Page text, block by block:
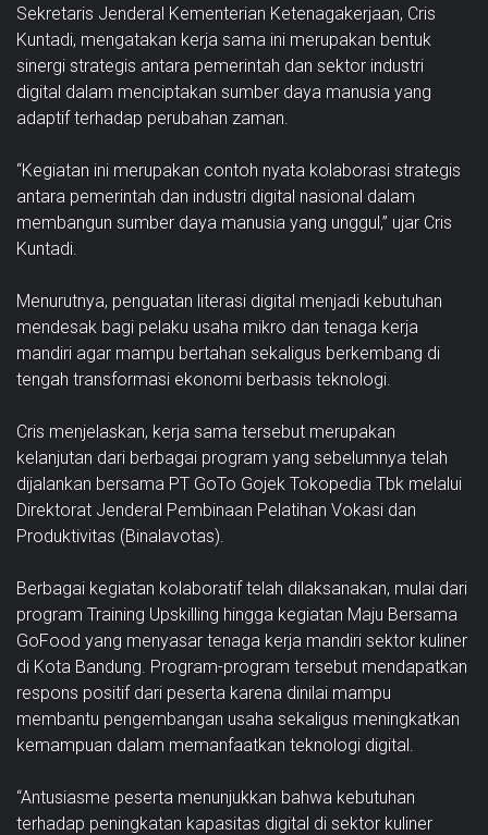
Sekretaris Jenderal Kementerian Ketenagakerjaan, Cris
Kuntadi, mengatakan kerja sama ini merupakan bentuk
sinergi strategis antara pemerintah dan sektor industri
digital dalam menciptakan sumber daya manusia yang
adaptif terhadap perubahan zaman.
“Kegiatan ini merupakan contoh nyata kolaborasi strategis
antara pemerintah dan industri digital nasional dalam
membangun sumber daya manusia yang unggul,” ujar Cris
Kuntadi.
Menurutnya, penguatan literasi digital menjadi kebutuhan
mendesak bagi pelaku usaha mikro dan tenaga kerja
mandiri agar mampu bertahan sekaligus berkembang di
tengah transformasi ekonomi berbasis teknologi.
Cris menjelaskan, kerja sama tersebut merupakan
kelanjutan dari berbagai program yang sebelumnya telah
dijalankan bersama PT GoTo Gojek Tokopedia Tbk melalui
Direktorat Jenderal Pembinaan Pelatihan Vokasi dan
Produktivitas (Binalavotas).
Berbagai kegiatan kolaboratif telah dilaksanakan, mulai dari
program Training Upskilling hingga kegiatan Maju Bersama
GoFood yang menyasar tenaga kerja mandiri sektor kuliner
di Kota Bandung. Program-program tersebut mendapatkan
respons positif dari peserta karena dinilai mampu
membantu pengembangan usaha sekaligus meningkatkan
kemampuan dalam memanfaatkan teknologi digital.
“Antusiasme peserta menunjukkan bahwa kebutuhan
terhadap peningkatan kapasitas digital di sektor kuliner